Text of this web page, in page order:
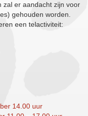
zal er aandacht zijn voor
gehouden worden.
een telactiviteit:
14.00 uur